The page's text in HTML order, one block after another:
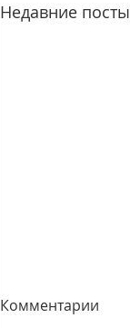
Недавние посты
Комментарии